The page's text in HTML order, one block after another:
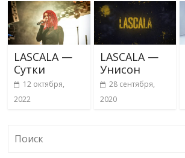
LASCALA —
Сутки
12 октября,
2022
LASCALA —
Унисон
28 сентября,
2020